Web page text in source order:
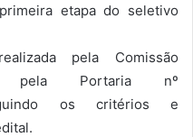
etapa do seletivo
pela Comissão
pela Portaria nº
os critérios e